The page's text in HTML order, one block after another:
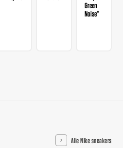
Green
Noise"
Alle Nike sneakers